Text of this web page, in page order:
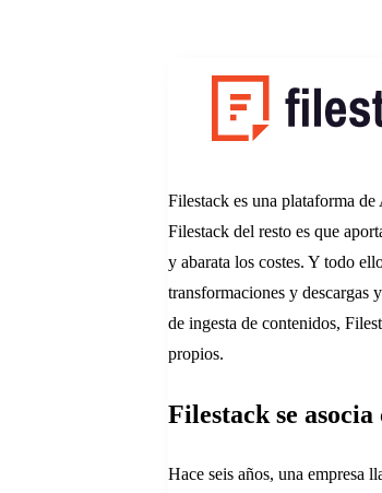
Filestack es una plataforma
Filestack del resto es que
y abarata los costes. Y todo
transformaciones y descargas
de ingesta de contenidos,
propios.
Filestack se
Hace seis años, una empresa